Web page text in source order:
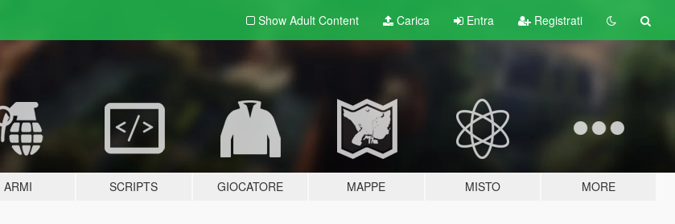
Show Adult Content Carica Entra Registrati
ARMI SCRIPTS GIOCATORE MAPPE MISTO MORE